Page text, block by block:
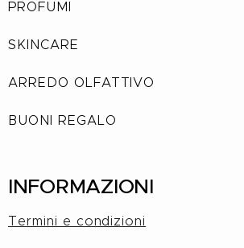
PROFUMI
SKINCARE
ARREDO OLFATTIVO
BUONI REGALO
INFORMAZIONI
Termini e condizioni